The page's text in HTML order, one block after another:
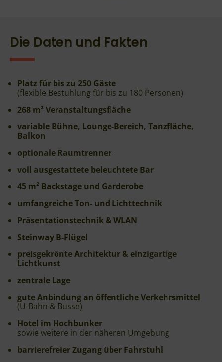
Die Daten und Fakten
Platz für bis zu 250 Gäste
(flexible Bestuhlung für bis zu 180 Personen)
268 m² Veranstaltungsfläche
variable Bühne, Lounge-Bereich, Tanzfläche,
Balkon
optionale Raumtrenner
voll ausgestattete beleuchtete Bar
45 m² Backstage und Garderobe
umfangreiche Ton- und Lichttechnik
Präsentationstechnik & WLAN
Steinway B-Flügel
preisgekrönte Architektur & einzigartige
Lichtkunst
zentrale Lage
gute Anbindung an öffentliche Verkehrsmittel
(U-Bahn & Busse)
Hotel im Hochbunker
sowie weitere in der näheren Umgebung
barrierefreier Zugang über Fahrstuhl